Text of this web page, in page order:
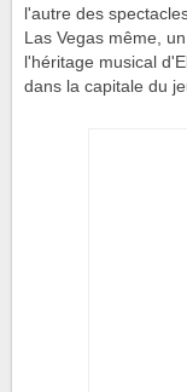
l'autre des
Las Vegas même,
l'héritage musical
dans la capitale du